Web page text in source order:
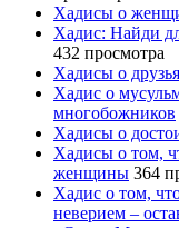
Хадисы о
Хадис: Найди
432 просмотра
Хадисы о
Хадис о
многобожников
Хадисы о
Хадисы о том,
женщины 364
Хадис о том,
неверием –